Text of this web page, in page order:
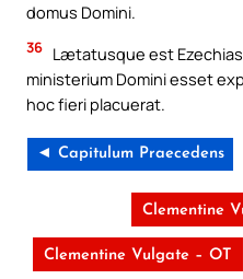
domus Domini.
36 Lætatusque est
ministerium Domini esset
hoc fieri placuerat.
◄ Capitulum Praecedens
Clementine
Clementine Vulgate – OT